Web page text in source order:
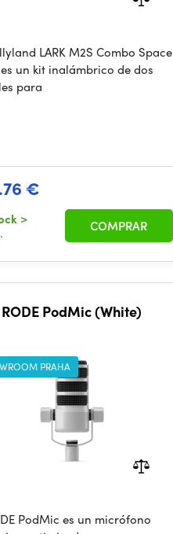
LARK M2S Combo Space
un kit inalámbrico de dos
para
€
>
COMPRAR
RODE PodMic (White)
PRAHA
PodMic es un micrófono